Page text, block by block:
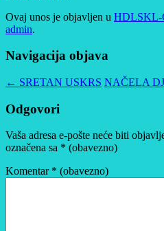
Ovaj unos je objavljen u HDLSKL-
admin.
Navigacija objava
← SRETAN USKRS NAČELA
Odgovori
Vaša adresa e-pošte neće biti
označena sa * (obavezno)
Komentar * (obavezno)